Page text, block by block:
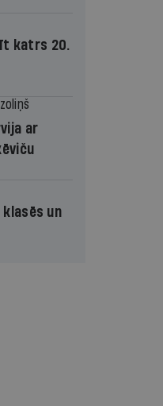
katrs 20.
ar
klasēs un